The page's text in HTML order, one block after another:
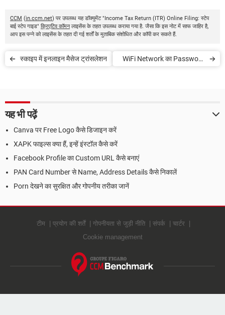
CCM (in.ccm.net) पर उपलब्ध यह डॉक्युमेंट "Income Tax Return (ITR) Online Filing: स्टेप
बाई स्टेप गाइड" क्रिएटिव कॉमनलाइसेंस के तहत उपलब्ध कराया गया है. जैसा कि इस नोट में साफ जाहिर है,
आप इस पन्ने को लाइसेंस के तहत दी गई शर्तों के मुताबिक संशोधित और कॉपी कर सकते हैं.
स्काइप में इनलाइन मैसेज ट्रांसलेशन
WiFi Network का Password
यह भी पढ़ें
Canva पर Free Logo कैसे डिजाइन करें
XAPK फाइल्स क्या हैं, इन्हें इंस्टॉल कैसे करें
Facebook Profile का Custom URL कैसे बनाएं
PAN Card Number से Name, Address Details कैसे निकालें
Porn देखने का सुरक्षित और गोपनीय तरीका जानें
टीम प्रयोग की शर्तें गोपनीयता से जुड़ी नीति संपर्क
चार्टर
Cookie management